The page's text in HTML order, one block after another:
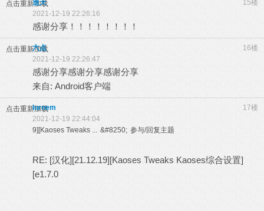
点击重新加载 15楼
巡天
2021-12-19 22:26:16
感谢分享！！！！！！！！
点击重新加载 16楼
六点
2021-12-19 22:26:47
感谢分享感谢分享感谢分享
来自: Android客户端
点击重新加载 17楼
Iurnem
2021-12-19 22:44:04
9][Kaoses Tweaks ... &#8250; 参与/回复主题
RE: [汉化][21.12.19][Kaoses Tweaks Kaoses综合设置]
[e1.7.0